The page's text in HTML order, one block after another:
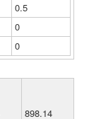
0.5
0
0
898.14